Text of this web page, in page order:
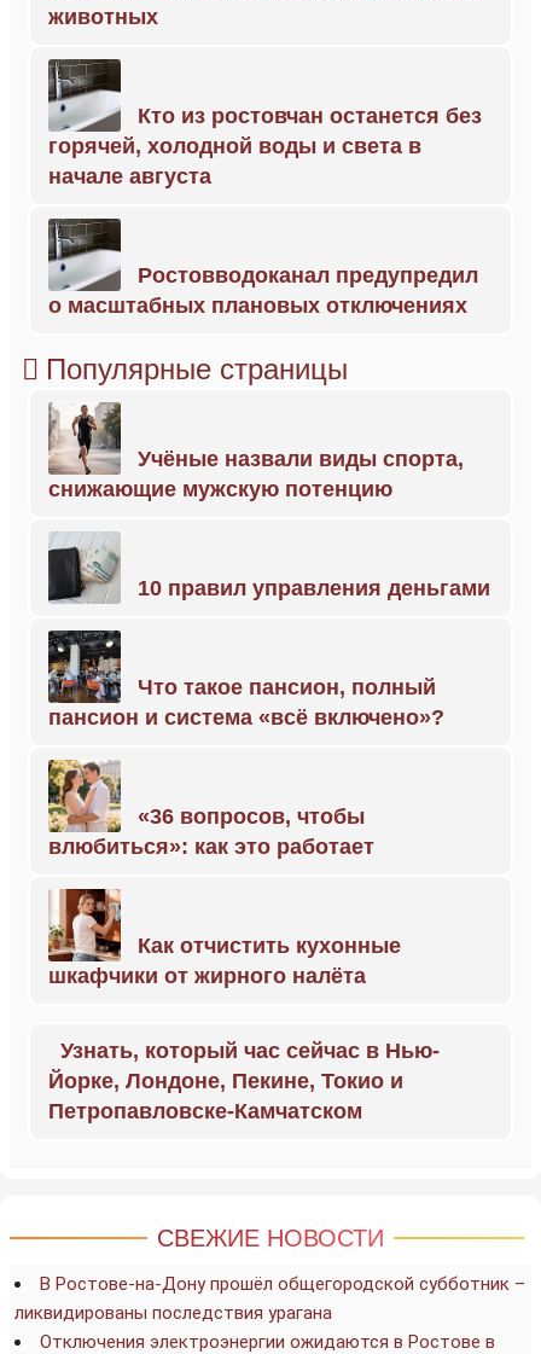
животных
Кто из ростовчан останется без
горячей, холодной воды и света в
начале августа
Ростовводоканал предупредил
о масштабных плановых отключениях
Популярные страницы
Учёные назвали виды спорта,
снижающие мужскую потенцию
10 правил управления деньгами
Что такое пансион, полный
пансион и система «всё включено»?
«36 вопросов, чтобы
влюбиться»: как это работает
Как отчистить кухонные
шкафчики от жирного налёта
Узнать, который час сейчас в Нью-
Йорке, Лондоне, Пекине, Токио и
Петропавловске-Камчатском
СВЕЖИЕ НОВОСТИ
В Ростове-на-Дону прошёл общегородской субботник –
ликвидированы последствия урагана
Отключения электроэнергии ожидаются в Ростове в